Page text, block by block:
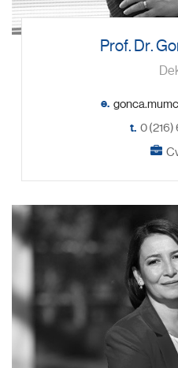
Prof. Dr.
e.
t. 0 (216)